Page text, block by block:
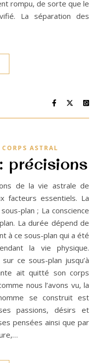
rompu, de sorte que le
La séparation des
ASTRAL
précisions
facteurs essentiels. La
plan ; La conscience
La durée dépend de
à ce sous-plan qui a été
la vie physique.
ce sous-plan jusqu’à
ait quitté son corps
nous l’avons vu, la
se construit est
passions, désirs et
pensées ainsi que par